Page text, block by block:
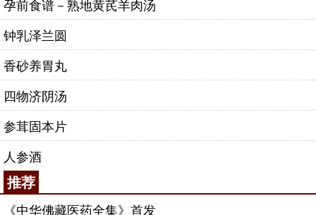
孕前食谱－熟地黄芪羊肉汤
钟乳泽兰圆
香砂养胃丸
四物济阴汤
参茸固本片
人参酒
推荐
《中华佛藏医药全集》首发